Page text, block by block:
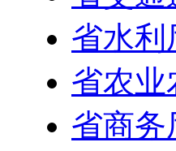
省水利
省农业
省商务